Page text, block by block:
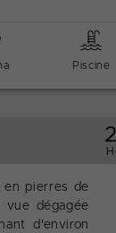
Piscine
en pierres de
vue dégagée
d'environ